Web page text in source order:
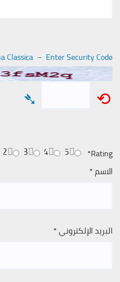
Classica – Enter Security Code
⟲
➴
Rating
*
5
4
3
2
الاسم*
البريد الإلكتروني*